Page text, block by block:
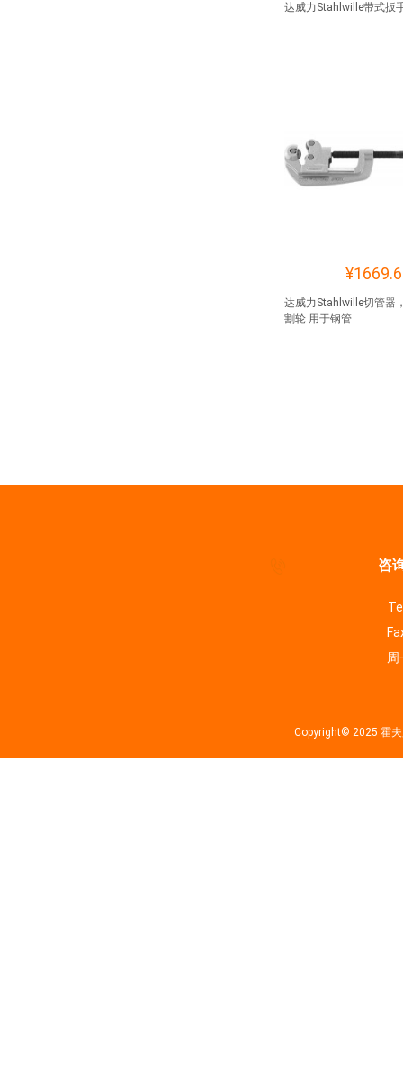
达威力Stahlwille带式扳
达威力Stahlwille切管器
割轮 用于钢管
咨
Copyright© 2025 霍